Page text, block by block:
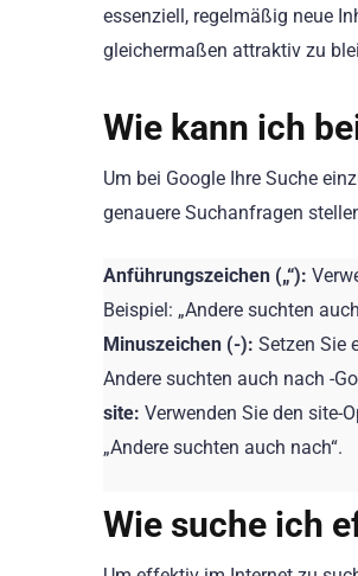
essenziell, regelmäßig neue
gleichermaßen attraktiv zu
Wie kann ich
Um bei Google Ihre Suche
genauere Suchanfragen
Anführungszeichen („“):
Beispiel: „Andere suchten
Minuszeichen (-): Setzen Sie
Andere suchten auch nach -
site: Verwenden Sie den site-
„Andere suchten auch nach“.
Wie suche ich